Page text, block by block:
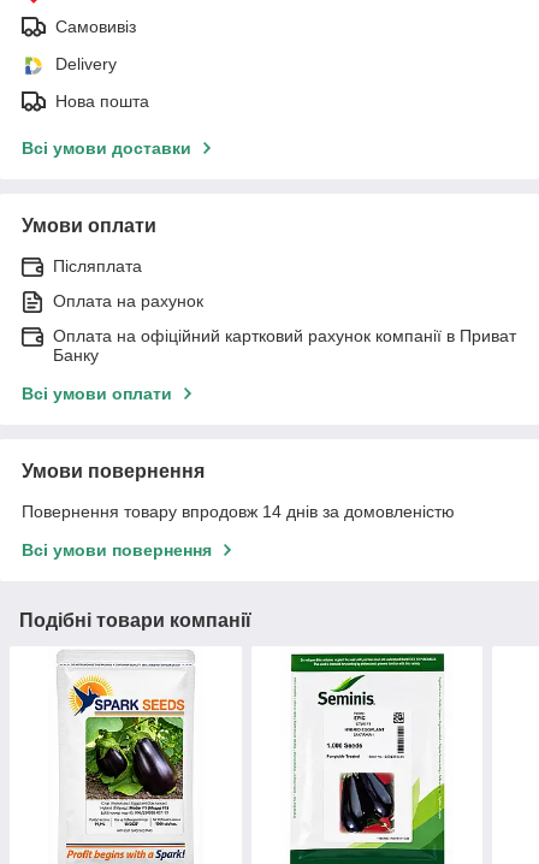
Самовивіз
Delivery
Нова пошта
Всі умови доставки
Умови оплати
Післяплата
Оплата на рахунок
Оплата на офіційний картковий рахунок компанії в Приват
Банку
Всі умови оплати
Умови повернення
Повернення товару впродовж 14 днів за домовленістю
Всі умови повернення
Подібні товари компанії